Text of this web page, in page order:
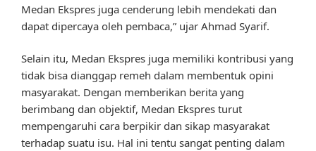
Medan Ekspres juga cenderung lebih mendekati dan
dapat dipercaya oleh pembaca,” ujar Ahmad Syarif.
Selain itu, Medan Ekspres juga memiliki kontribusi yang
tidak bisa dianggap remeh dalam membentuk opini
masyarakat. Dengan memberikan berita yang
berimbang dan objektif, Medan Ekspres turut
mempengaruhi cara berpikir dan sikap masyarakat
terhadap suatu isu. Hal ini tentu sangat penting dalam